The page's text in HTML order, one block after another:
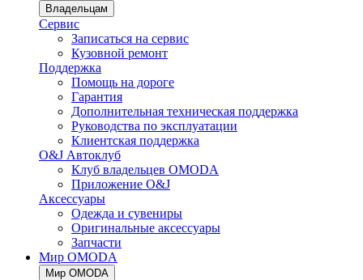
Владельцам
Сервис
Записаться на сервис
Кузовной ремонт
Поддержка
Помощь на дороге
Гарантия
Дополнительная техническая поддержка
Руководства по эксплуатации
Клиентская поддержка
O&J Автоклуб
Клуб владельцев OMODA
Приложение O&J
Аксессуары
Одежда и сувениры
Оригинальные аксессуары
Запчасти
Мир OMODA
Мир OMODA